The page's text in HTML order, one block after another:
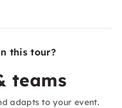
this tour?
teams
adapts to your event.